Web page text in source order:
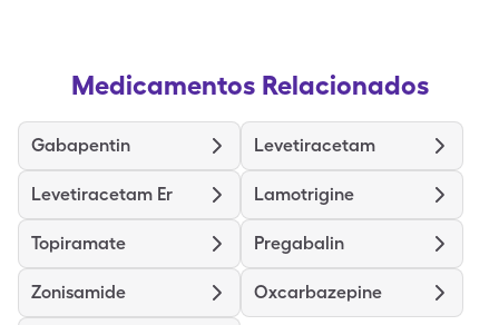
Medicamentos Relacionados
Gabapentin Levetiracetam
Levetiracetam Er Lamotrigine
Topiramate Pregabalin
Zonisamide Oxcarbazepine